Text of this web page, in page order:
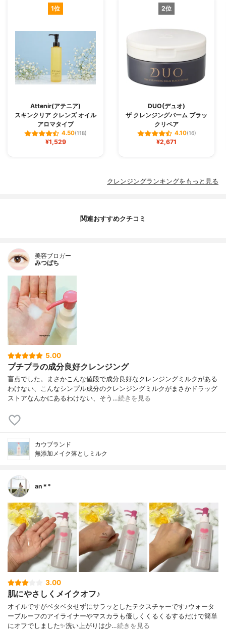
1位
Attenir(アテニア)
スキンクリア クレンズ オイル
アロマタイプ
4.50(118)
¥1,529
2位
DUO(デュオ)
ザ クレンジングバーム ブラッ
クリペア
4.10(16)
¥2,671
クレンジングランキングをもっと見る
関連おすすめクチコミ
美容ブロガー
みつばち
5.00
プチプラの成分良好クレンジング
盲点でした。まさかこんな値段で成分良好なクレンジングミルクがある
わけない、こんなシンプル成分のクレンジングミルクがまさかドラッグ
ストアなんかにあるわけない、そう…続きを見る
カウブランド
無添加メイク落としミルク
an＊°
3.00
肌にやさしくメイクオフ♪
オイルですがベタベタせずにサラッとしたテクスチャーです♪ウォータ
ープルーフのアイライナーやマスカラも優しくくるくるするだけで簡単
にオフでしました✨洗い上がりは少…続きを見る